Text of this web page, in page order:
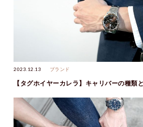
2023.12.13 ブランド
【タグホイヤーカレラ】キャリバーの種類